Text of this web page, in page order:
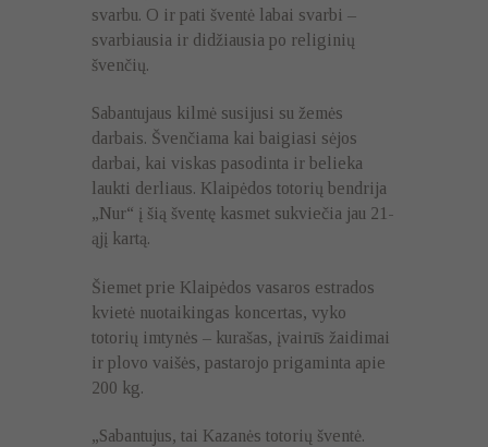
svarbu. O ir pati šventė labai svarbi –
svarbiausia ir didžiausia po religinių
švenčių.
Sabantujaus kilmė susijusi su žemės
darbais. Švenčiama kai baigiasi sėjos
darbai, kai viskas pasodinta ir belieka
laukti derliaus. Klaipėdos totorių bendrija
„Nur“ į šią šventę kasmet sukviečia jau 21-
ąjį kartą.
Šiemet prie Klaipėdos vasaros estrados
kvietė nuotaikingas koncertas, vyko
totorių imtynės – kurašas, įvairūs žaidimai
ir plovo vaišės, pastarojo prigaminta apie
200 kg.
„Sabantujus, tai Kazanės totorių šventė.